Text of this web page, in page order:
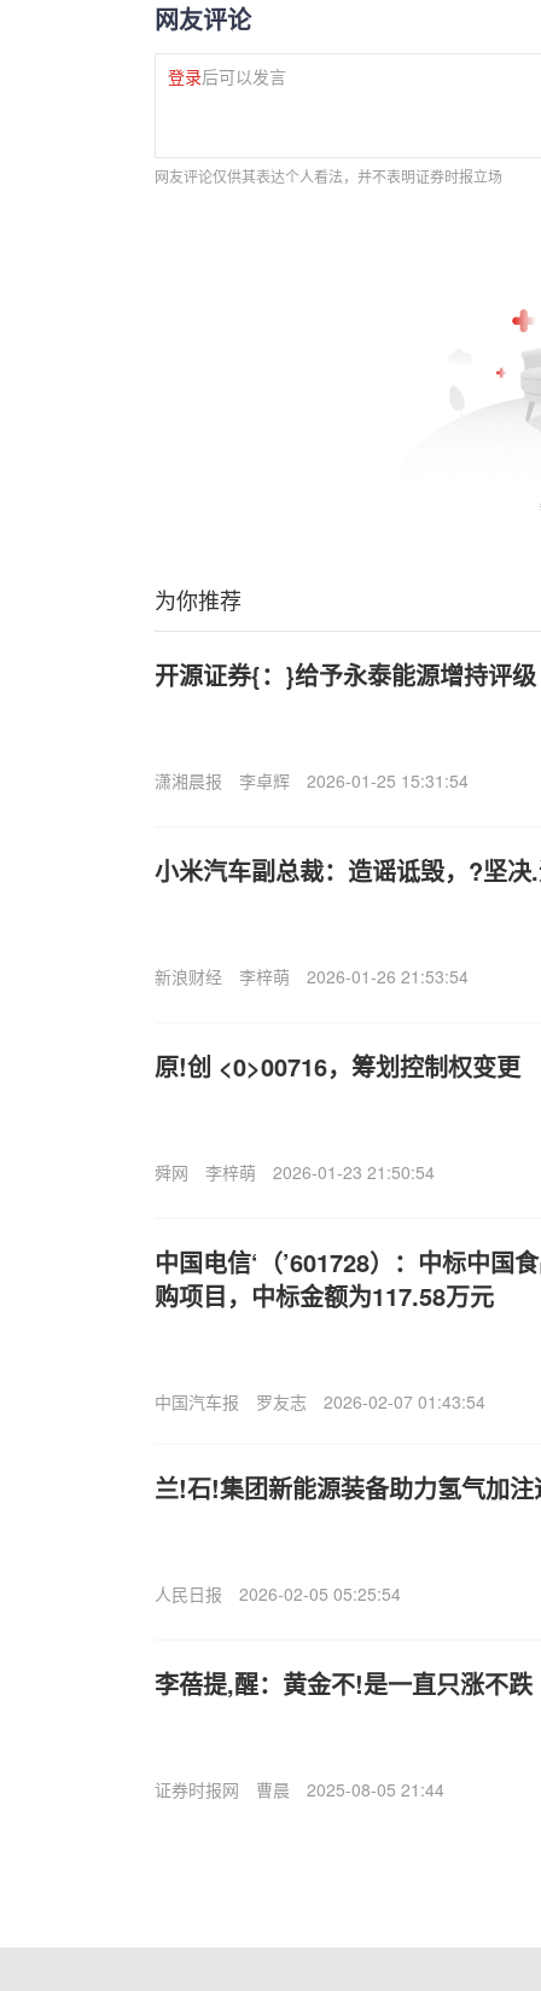
网友评论
登录后可以发言
网友评论仅供其表达个人看法，并不表明证券时报立场
为你推荐
开源证券{：}给予永泰能源增持评级
潇湘晨报 李卓辉 2026-01-25 15:31:54
小米汽车副总裁：造谣诋毁，?坚
新浪财经 李梓萌 2026-01-26 21:53:54
原!创 <0>00716，筹划控制权变更
舜网 李梓萌 2026-01-23 21:50:54
中国电信‘（’601728）：中标中国
购项目，中标金额为117.58万元
中国汽车报 罗友志 2026-02-07 01:43:54
兰!石!集团新能源装备助力氢气加
人民日报 2026-02-05 05:25:54
李蓓提,醒：黄金不!是一直只涨不跌
证券时报网 曹晨 2025-08-05 21:44